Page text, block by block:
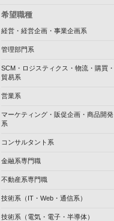
希望職種
経営・経営企画・事業企画系
管理部門系
SCM・ロジスティクス・物流・購買・
貿易系
営業系
マーケティング・販促企画・商品開発
系
コンサルタント系
金融系専門職
不動産系専門職
技術系（IT・Web・通信系）
技術系（電気・電子・半導体）